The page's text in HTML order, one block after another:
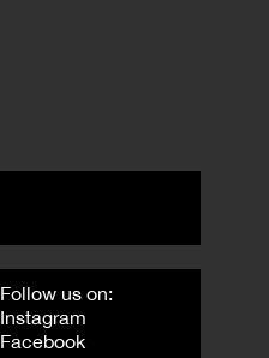
Follow us on:
Instagram
Facebook